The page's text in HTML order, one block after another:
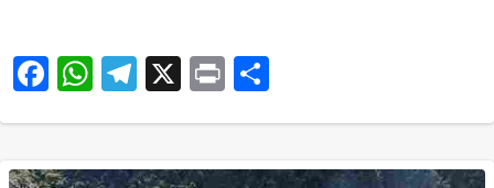
Facebook
WhatsApp
Telegram
X Print